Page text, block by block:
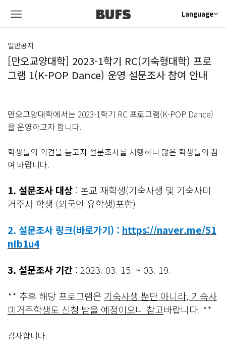
BUFS Language
일반공지
[만오교양대학] 2023-1학기 RC(기숙형대학) 프로
그램 1(K-POP Dance) 운영 설문조사 참여 안내
만오교양대학에서는 2023-1학기 RC 프로그램(K-POP Dance)
을 운영하고자 합니다.
학생들의 의견을 듣고자 설문조사를 시행하니 많은 학생들의 참
여 바랍니다.
1. 설문조사 대상 : 본교 재학생(기숙사생 및 기숙사미
거주사 학생 (외국인 유학생)포함)
2. 설문조사 링크(바로가기) : https://naver.me/51
nIb1u4
3. 설문조사 기간 : 2023. 03. 15. ~ 03. 19.
** 추후 해당 프로그램은 기숙사생 뿐만 아니라, 기숙사
미거주학생도 신청 받을 예정이오니 참고바랍니다. **
감사합니다.